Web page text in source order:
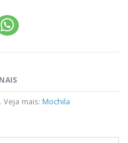
Veja mais: Mochila